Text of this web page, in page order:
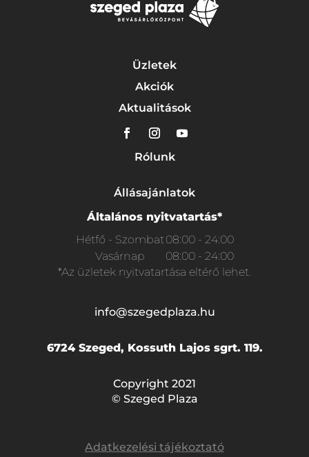
Üzletek
Akciók
Aktualitások
Rólunk
Állásajánlatok
Általános nyitvatartás*
Hétfő - Szombat08:00 - 24:00
Vasárnap
08:00 - 24:00
*Az üzletek nyitvatartása eltérő lehet.
info@szegedplaza.hu
6724 Szeged, Kossuth Lajos sgrt. 119.
Copyright 2021
© Szeged Plaza
Adatkezelési tájékoztató